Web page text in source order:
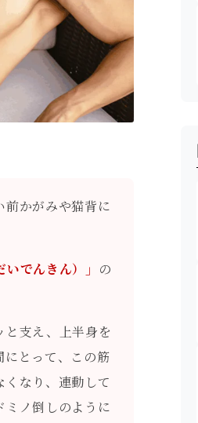
前かがみや猫背に
いでんきん）」 の
と支え、上半身を
にとって、この筋
なり、連動して
ミノ倒しのように